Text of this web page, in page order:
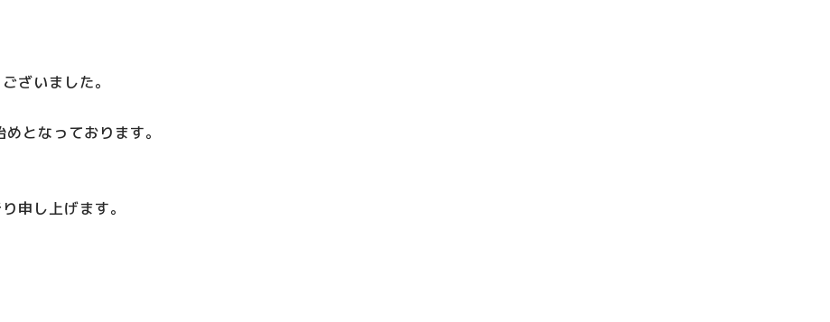
ざいました。
となっております。
申し上げます。